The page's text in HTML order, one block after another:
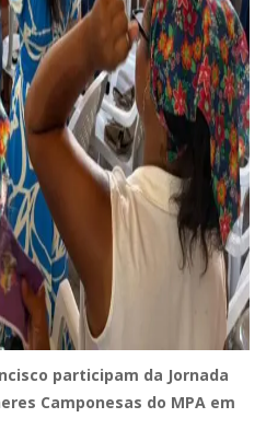
participam da Jornada
Camponesas do MPA em